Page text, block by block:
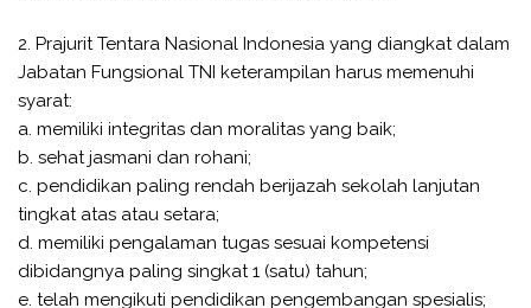
2. Prajurit Tentara Nasional Indonesia yang diangkat dalam
Jabatan Fungsional TNI keterampilan harus memenuhi
syarat:
a. memiliki integritas dan moralitas yang baik;
b. sehat jasmani dan rohani;
c. pendidikan paling rendah berijazah sekolah lanjutan
tingkat atas atau setara;
d. memiliki pengalaman tugas sesuai kompetensi
dibidangnya paling singkat 1 (satu) tahun;
e. telah mengikuti pendidikan pengembangan spesialis;